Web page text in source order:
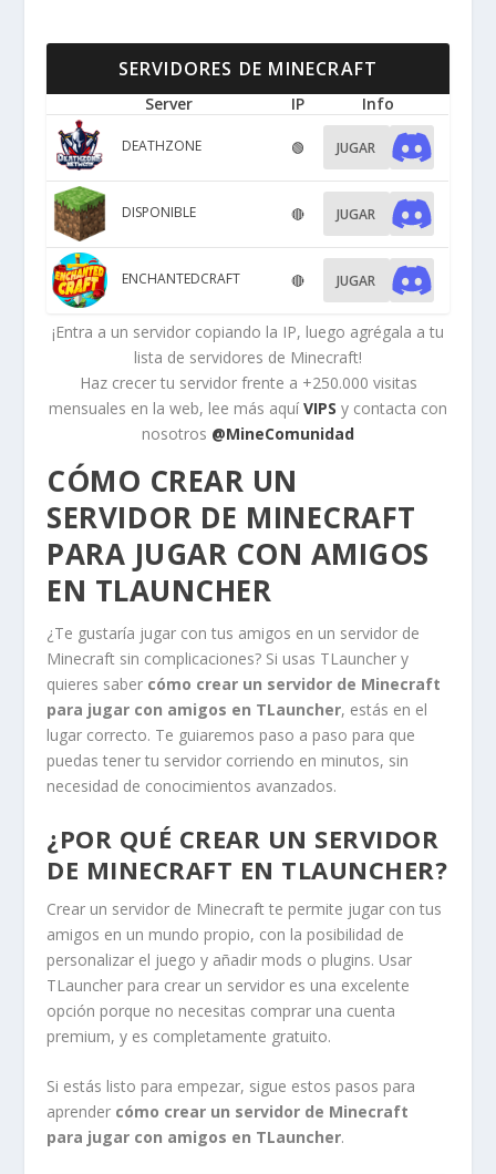
SERVIDORES DE MINECRAFT
Server IP Info
DEATHZONE 🟢 JUGAR
DISPONIBLE 🔴 JUGAR
ENCHANTEDCRAFT 🔴 JUGAR
¡Entra a un servidor copiando la IP, luego agrégala a tu
lista de servidores de Minecraft!
Haz crecer tu servidor frente a +250.000 visitas
mensuales en la web, lee más aquí VIPS y contacta con
nosotros @MineComunidad
CÓMO CREAR UN
SERVIDOR DE MINECRAFT
PARA JUGAR CON AMIGOS
EN TLAUNCHER
¿Te gustaría jugar con tus amigos en un servidor de
Minecraft sin complicaciones? Si usas TLauncher y
quieres saber cómo crear un servidor de Minecraft
para jugar con amigos en TLauncher, estás en el
lugar correcto. Te guiaremos paso a paso para que
puedas tener tu servidor corriendo en minutos, sin
necesidad de conocimientos avanzados.
¿POR QUÉ CREAR UN SERVIDOR
DE MINECRAFT EN TLAUNCHER?
Crear un servidor de Minecraft te permite jugar con tus
amigos en un mundo propio, con la posibilidad de
personalizar el juego y añadir mods o plugins. Usar
TLauncher para crear un servidor es una excelente
opción porque no necesitas comprar una cuenta
premium, y es completamente gratuito.
Si estás listo para empezar, sigue estos pasos para
aprender cómo crear un servidor de Minecraft
para jugar con amigos en TLauncher.